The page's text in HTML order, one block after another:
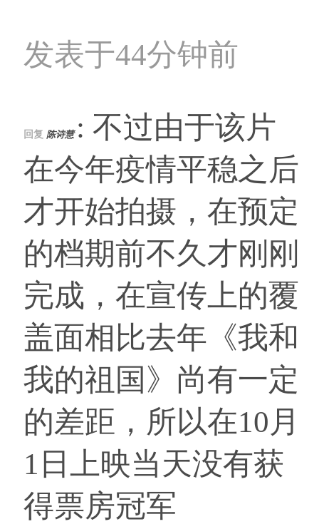
发表于44分钟前
回复 陈诗慧 : 不过由于该片
在今年疫情平稳之后
才开始拍摄，在预定
的档期前不久才刚刚
完成，在宣传上的覆
盖面相比去年《我和
我的祖国》尚有一定
的差距，所以在10月
1日上映当天没有获
得票房冠军